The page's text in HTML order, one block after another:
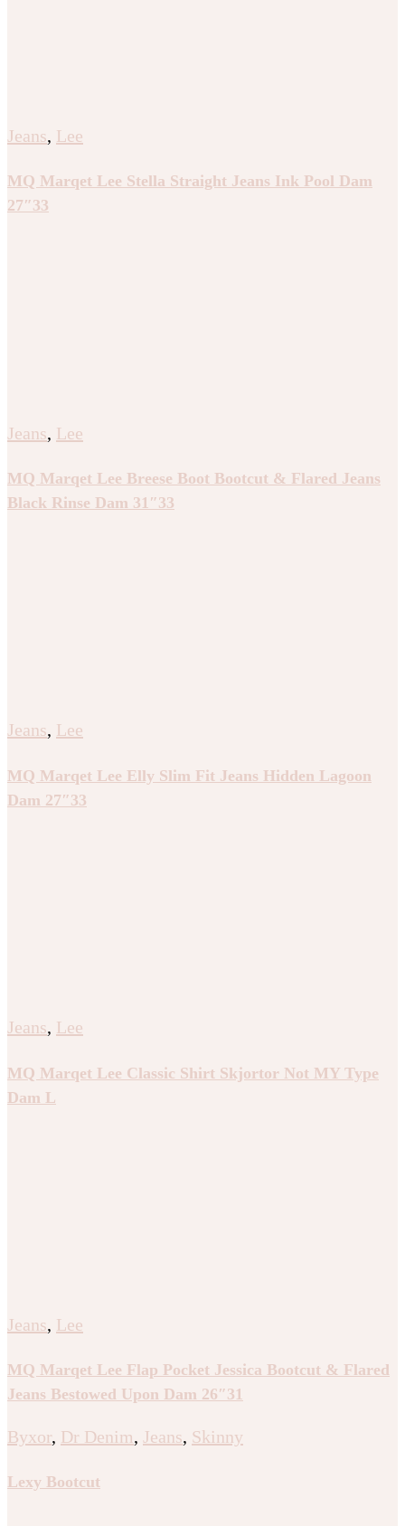
Jeans, Lee
MQ Marqet Lee Stella Straight Jeans Ink Pool Dam
27″33
Jeans, Lee
MQ Marqet Lee Breese Boot Bootcut & Flared Jeans
Black Rinse Dam 31″33
Jeans, Lee
MQ Marqet Lee Elly Slim Fit Jeans Hidden Lagoon
Dam 27″33
Jeans, Lee
MQ Marqet Lee Classic Shirt Skjortor Not MY Type
Dam L
Jeans, Lee
MQ Marqet Lee Flap Pocket Jessica Bootcut & Flared
Jeans Bestowed Upon Dam 26″31
Byxor, Dr Denim, Jeans, Skinny
Lexy Bootcut